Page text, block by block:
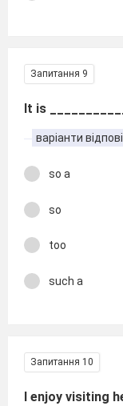
Запитання 9
It is
варіанти
so a
so
too
such a
Запитання 10
I enjoy visiting